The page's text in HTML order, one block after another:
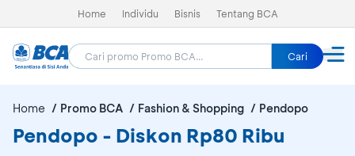
Home Individu Bisnis Tentang BCA
Cari
Home Promo BCA Fashion & Shopping Pendopo
Pendopo - Diskon Rp80 Ribu